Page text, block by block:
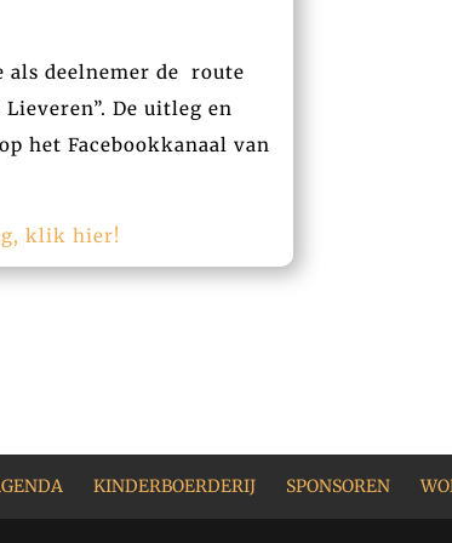
deelnemer de route
De uitleg en
het Facebookkanaal van
klik hier!
KINDERBOERDERIJ SPONSOREN